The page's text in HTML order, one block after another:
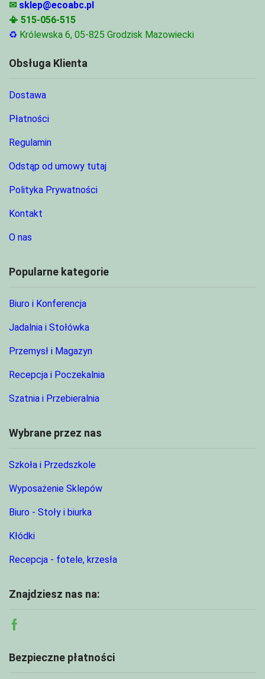
✉ sklep@ecoabc.pl
📳 515-056-515
♻ Królewska 6, 05-825 Grodzisk Mazowiecki
Obsługa Klienta
Dostawa
Płatności
Regulamin
Odstąp od umowy tutaj
Polityka Prywatności
Kontakt
O nas
Popularne kategorie
Biuro i Konferencja
Jadalnia i Stołówka
Przemysł i Magazyn
Recepcja i Poczekalnia
Szatnia i Przebieralnia
Wybrane przez nas
Szkoła i Przedszkole
Wyposażenie Sklepów
Biuro - Stoły i biurka
Kłódki
Recepcja - fotele, krzesła
Znajdziesz nas na:
Facebook
Bezpieczne płatności